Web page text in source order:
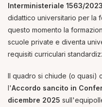
Interministeriale 1563/2023
didattico universitario per la
questo momento la
scuole private e diventa
requisiti curriculari
Il quadro si chiude (o quasi)
l'Accordo sancito in
dicembre 2025